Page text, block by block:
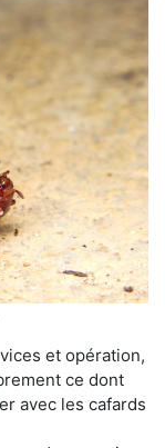
et opération,
ce dont
avec les cafards